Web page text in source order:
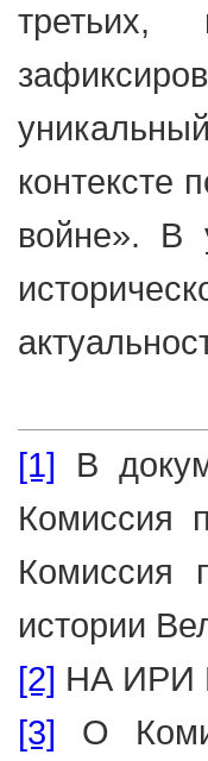
контексте
войне». В
[1] В
Комиссия
Комиссия
истории
[2] НА ИРИ
[3] О